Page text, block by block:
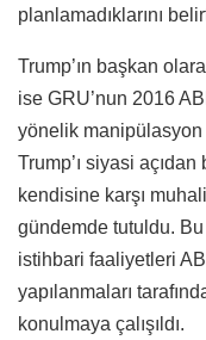
planlamadıklarını
Trump’ın başkan
ise GRU’nun 2016
yönelik
Trump’ı siyasi açıdan
kendisine karşı
gündemde tutuldu.
istihbari faaliyetleri
yapılanmaları
konulmaya çalışıldı.